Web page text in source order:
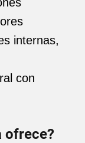
internas,
con
ofrece?